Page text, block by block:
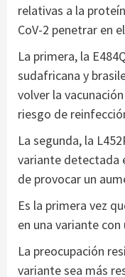
relativas a la
CoV-2 penetrar en
La primera, la
sudafricana y
volver la
riesgo de
La segunda, la
variante detectada
de provocar un
Es la primera vez
en una variante
La preocupación
variante sea más